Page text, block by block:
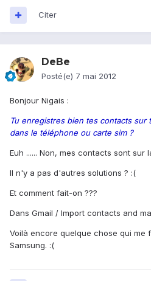
Citer
DeBe
Posté(e) 7 mai 2012
Bonjour Nigais :
Tu enregistres bien tes contacts sur
dans le téléphone ou carte sim ?
Euh ...... Non, mes contacts sont sur
Il n'y a pas d'autres solutions ? :(
Et comment fait-on ???
Dans Gmail / Import contacts and
Voilà encore quelque chose qui me
Samsung. :(